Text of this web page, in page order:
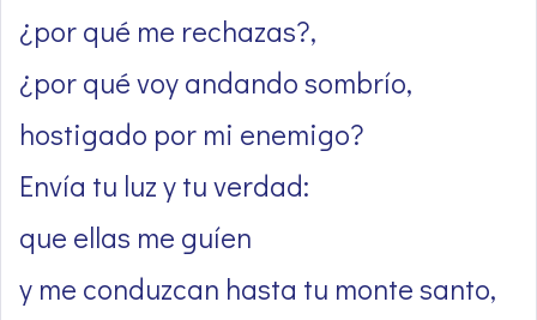
¿por qué me rechazas?,
¿por qué voy andando sombrío,
hostigado por mi enemigo?
Envía tu luz y tu verdad:
que ellas me guíen
y me conduzcan hasta tu monte santo,